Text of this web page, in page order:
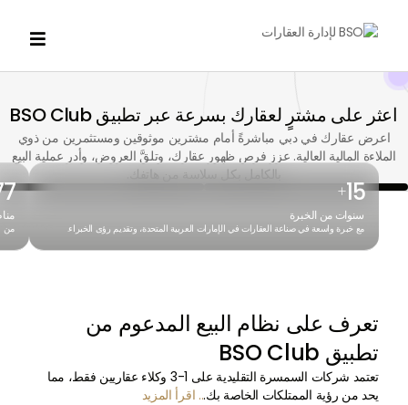

اعثر على مشترٍ لعقارك بسرعة عبر تطبيق BSO Club
اعرض عقارك في دبي مباشرةً أمام مشترين موثوقين ومستثمرين من ذوي
الملاءة المالية العالية. عزز فرص ظهور عقارك، وتلقَّ العروض، وأدر عملية البيع
بالكامل بكل سلاسة من هاتفك.
15
+
سنوات من الخبرة
مع خبرة واسعة في صناعة العقارات في الإمارات العربية المتحدة، وتقديم رؤى الخبراء. من
تعرف على نظام البيع المدعوم من
تطبيق BSO Club
تعتمد شركات السمسرة التقليدية على 1-3 وكلاء عقاريين فقط، مما
يحد من رؤية الممتلكات الخاصة بك... اقرأ المزيد